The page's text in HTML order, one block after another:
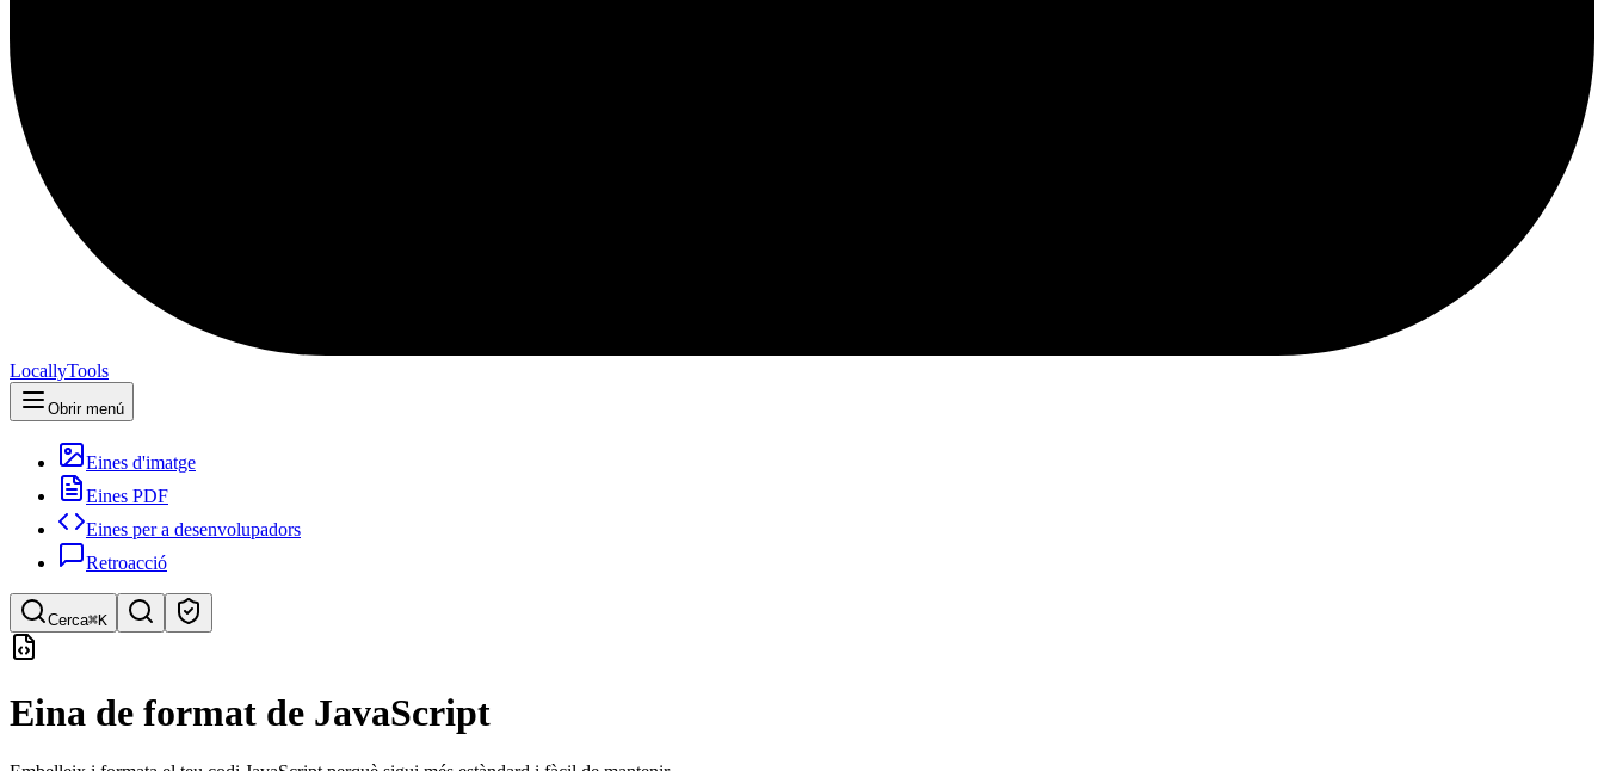
LocallyTools
Obrir menú
Eines d'imatge
Eines PDF
Eines per a desenvolupadors
Retroacció
Cerca⌘K
Cerca eines
Cerca ràpida d'eines
Eina de format de JavaScript